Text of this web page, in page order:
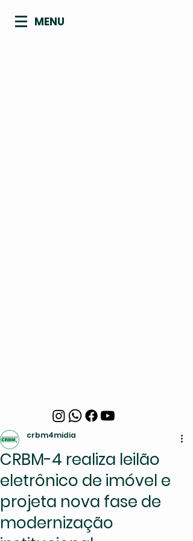
MENU
CRBM-4 realiza leilão
eletrônico de imóvel e
projeta nova fase de
modernização
crbm4midia